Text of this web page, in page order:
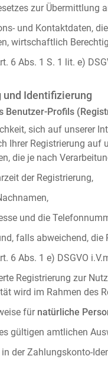
zur Übermittlung
und Kontaktdaten,
wirtschaftlich
6 Abs. 1 S. 1 lit. e)
und Identifizierung
Benutzer-Profils
sich auf unserer
Ihrer Registrierung auf
die je nach
der Registrierung,
und die
falls abweichend, die
6 Abs. 1 e) DSGVO
Registrierung zur
wird im Rahmen des
für natürliche
gültigen amtlichen
in der Zahlungskonto-